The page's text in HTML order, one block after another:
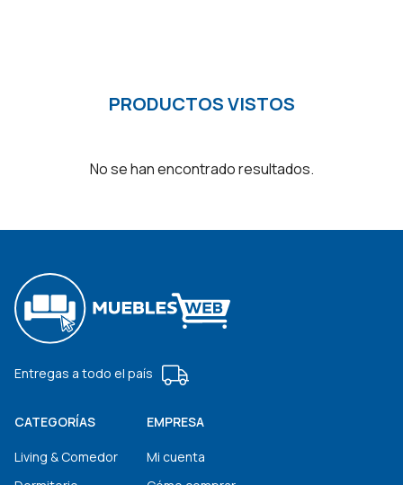
PRODUCTOS VISTOS
No se han encontrado resultados.
Entregas a todo el país
CATEGORÍAS
Living & Comedor
EMPRESA
Mi cuenta